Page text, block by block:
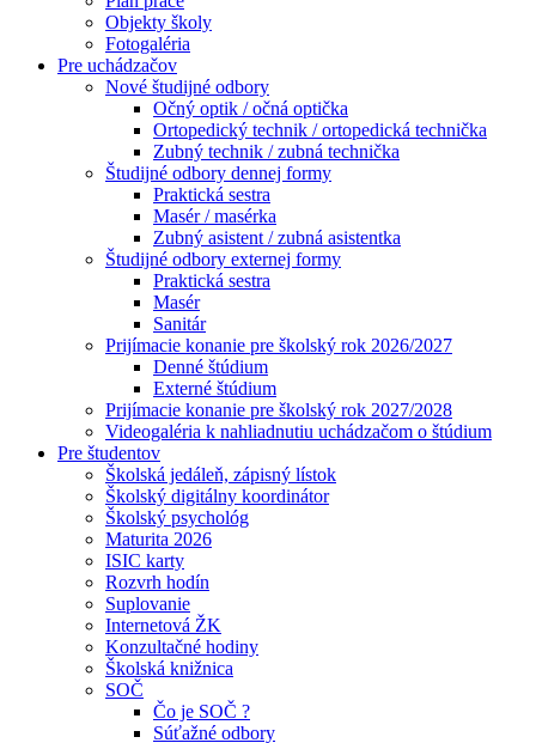
Objekty školy
Fotogaléria
Pre uchádzačov
Nové študijné odbory
Očný optik / očná optička
Ortopedický technik / ortopedická technička
Zubný technik / zubná technička
Študijné odbory dennej formy
Praktická sestra
Masér / masérka
Zubný asistent / zubná asistentka
Študijné odbory externej formy
Praktická sestra
Masér
Sanitár
Prijímacie konanie pre školský rok 2026/2027
Denné štúdium
Externé štúdium
Prijímacie konanie pre školský rok 2027/2028
Videogaléria k nahliadnutiu uchádzačom o štúdium
Pre študentov
Školská jedáleň, zápisný lístok
Školský digitálny koordinátor
Školský psychológ
Maturita 2026
ISIC karty
Rozvrh hodín
Suplovanie
Internetová ŽK
Konzultačné hodiny
Školská knižnica
SOČ
Čo je SOČ ?
Súťažné odbory